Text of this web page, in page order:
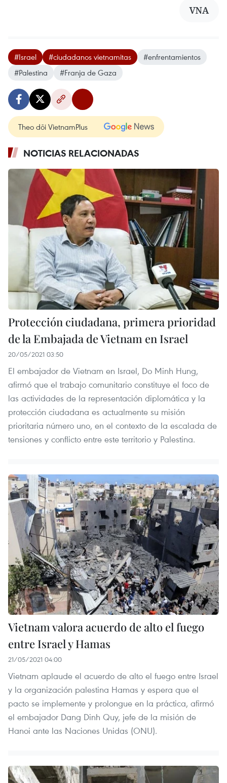
VNA
#Israel #ciudadanos vietnamitas
#enfrentamientos
#Palestina
#Franja de Gaza
Theo dõi VietnamPlus
NOTICIAS RELACIONADAS
Protección ciudadana, primera prioridad
de la Embajada de Vietnam en Israel
20/05/2021 03:50
El embajador de Vietnam en Israel, Do Minh Hung,
afirmó que el trabajo comunitario constituye el foco de
las actividades de la representación diplomática y la
protección ciudadana es actualmente su misión
prioritaria número uno, en el contexto de la escalada de
tensiones y conflicto entre este territorio y Palestina.
Vietnam valora acuerdo de alto el fuego
entre Israel y Hamas
21/05/2021 04:00
Vietnam aplaude el acuerdo de alto el fuego entre Israel
y la organización palestina Hamas y espera que el
pacto se implemente y prolongue en la práctica, afirmó
el embajador Dang Dinh Quy, jefe de la misión de
Hanoi ante las Naciones Unidas (ONU).